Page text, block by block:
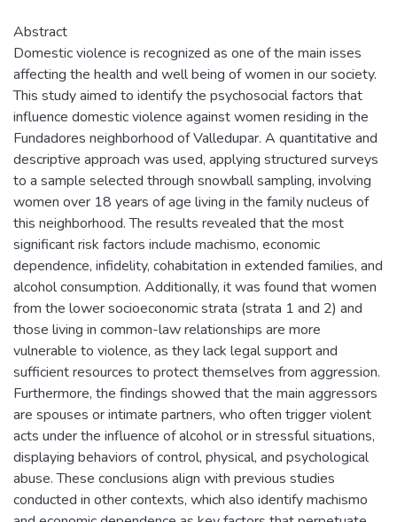
Abstract
Domestic violence is recognized as one of the main isses
affecting the health and well being of women in our society.
This study aimed to identify the psychosocial factors that
influence domestic violence against women residing in the
Fundadores neighborhood of Valledupar. A quantitative and
descriptive approach was used, applying structured surveys
to a sample selected through snowball sampling, involving
women over 18 years of age living in the family nucleus of
this neighborhood. The results revealed that the most
significant risk factors include machismo, economic
dependence, infidelity, cohabitation in extended families, and
alcohol consumption. Additionally, it was found that women
from the lower socioeconomic strata (strata 1 and 2) and
those living in common-law relationships are more
vulnerable to violence, as they lack legal support and
sufficient resources to protect themselves from aggression.
Furthermore, the findings showed that the main aggressors
are spouses or intimate partners, who often trigger violent
acts under the influence of alcohol or in stressful situations,
displaying behaviors of control, physical, and psychological
abuse. These conclusions align with previous studies
conducted in other contexts, which also identify machismo